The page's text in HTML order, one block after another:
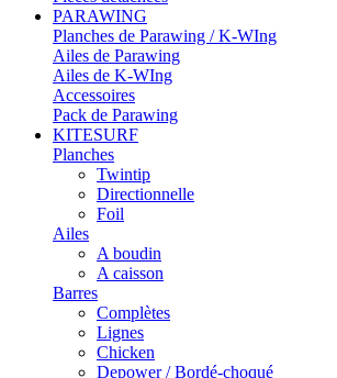
PARAWING
Planches de Parawing / K-WIng
Ailes de Parawing
Ailes de K-WIng
Accessoires
Pack de Parawing
KITESURF
Planches
Twintip
Directionnelle
Foil
Ailes
A boudin
A caisson
Barres
Complètes
Lignes
Chicken
Depower / Bordé-choqué